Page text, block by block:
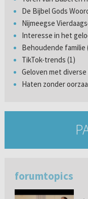
De Bijbel Gods
Nijmeegse
Interesse in het
Behoudende familie
TikTok-trends (1)
Geloven met
Haten zonder
forumtopics